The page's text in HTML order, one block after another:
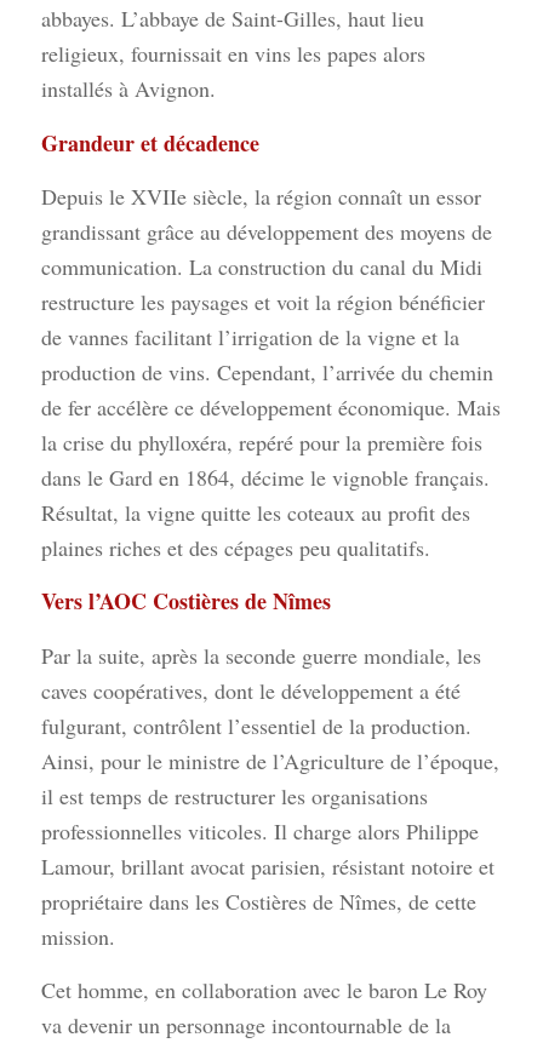
abbayes. L’abbaye de Saint-Gilles, haut lieu
religieux, fournissait en vins les papes alors
installés à Avignon.
Grandeur et décadence
Depuis le XVIIe siècle, la région connaît un essor
grandissant grâce au développement des moyens de
communication. La construction du canal du Midi
restructure les paysages et voit la région bénéficier
de vannes facilitant l’irrigation de la vigne et la
production de vins. Cependant, l’arrivée du chemin
de fer accélère ce développement économique. Mais
la crise du phylloxéra, repéré pour la première fois
dans le Gard en 1864, décime le vignoble français.
Résultat, la vigne quitte les coteaux au profit des
plaines riches et des cépages peu qualitatifs.
Vers l’AOCCostières de Nîmes
Par la suite, après la seconde guerre mondiale, les
caves coopératives, dont le développement a été
fulgurant, contrôlent l’essentiel de la production.
Ainsi, pour le ministre de l’Agriculture de l’époque,
il est temps de restructurer les organisations
professionnelles viticoles. Il charge alors Philippe
Lamour, brillant avocat parisien, résistant notoire et
propriétaire dans les Costières de Nîmes, de cette
mission.
Cet homme, en collaboration avec le baron Le Roy
va devenir un personnage incontournable de la